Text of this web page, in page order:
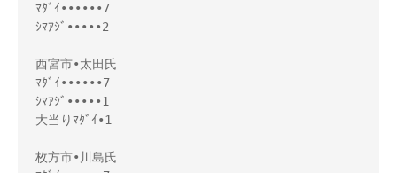
ﾏﾀﾞｲ••••••7
ｼﾏｱｼﾞ•••••2
西宮市•太田氏
ﾏﾀﾞｲ••••••7
ｼﾏｱｼﾞ•••••1
大当りﾏﾀﾞｲ•1
枚方市•川島氏